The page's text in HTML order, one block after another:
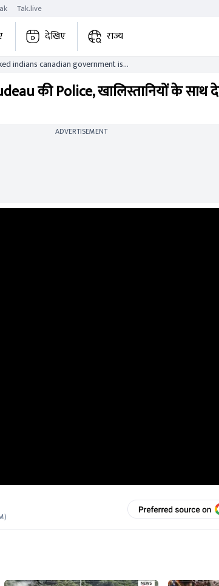
Tak.live
देखिए राज्य
indians canadian government is
की Police, खालिस्तानियों के साथ
ADVERTISEMENT
)